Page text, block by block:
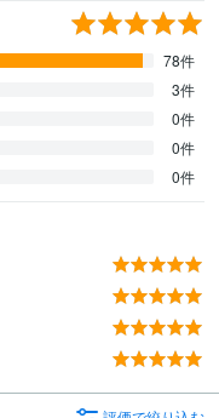
78件
3件
0件
0件
0件